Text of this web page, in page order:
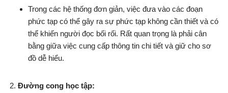
Trong các hệ thống đơn giản, việc đưa vào các đoạn
phức tạp có thể gây ra sự phức tạp không cần thiết và có
thể khiến người đọc bối rối. Rất quan trọng là phải cân
bằng giữa việc cung cấp thông tin chi tiết và giữ cho sơ
đồ dễ hiểu.
Đường cong học tập: